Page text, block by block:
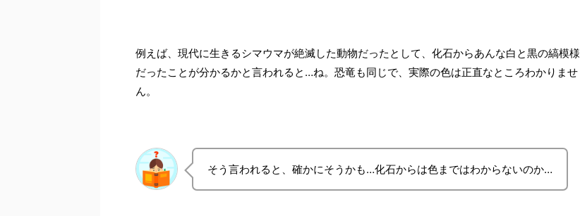
例えば、現代に生きるシマウマが絶滅した動物だったとして、化石からあんな白と黒の縞模様
だったことが分かるかと言われると…ね。恐竜も同じで、実際の色は正直なところわかりませ
ん。
そう言われると、確かにそうかも…化石からは色まではわからないのか…